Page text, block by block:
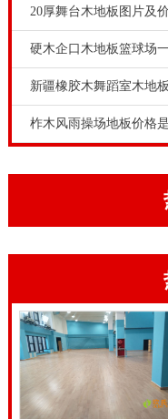
少？，健身运动木地
在日常保养全过程中
木地板在生产制造、
严谨的防锈防水工艺
健身运动木地板产品
在房间内体育运动场
有一个觉得，便是在
动，上脚很好。这归
维，及其相对密度遍
力就能有效地解决，
全，还能推动体育运
日常生活，大家常常
20厚舞台木地板图片及
硬木企口木地板篮球场
新疆橡胶木舞蹈室木地
柞木风雨操场地板价格